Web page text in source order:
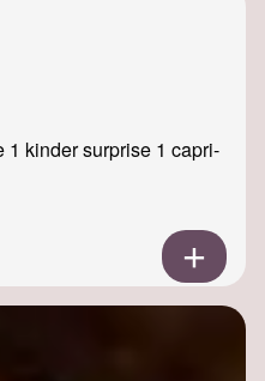
1 kinder surprise 1 capri-